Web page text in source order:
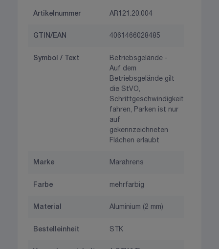
Artikelnummer AR121.20.004
GTIN/EAN 4061466028485
Symbol / Text
Betriebsgelände -
Auf dem
Betriebsgelände gilt
die StVO,
Schrittgeschwindigkeit
fahren, Parken ist nur
auf
gekennzeichneten
Flächen erlaubt
Marke Marahrens
Farbe mehrfarbig
Material Aluminium (2 mm)
Bestelleinheit STK